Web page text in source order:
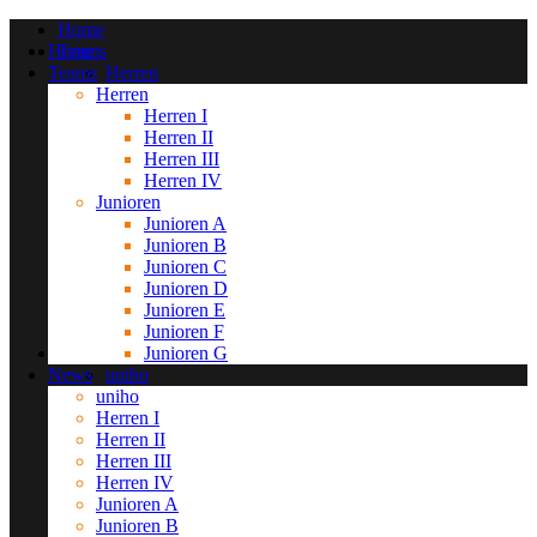
Home
Teams
Herren
Herren I
Herren II
Herren III
Herren IV
Junioren
Junioren A
Junioren B
Junioren C
Junioren D
Junioren E
Junioren F
Junioren G
News
uniho
Herren I
Herren II
Herren III
Herren IV
Junioren A
Junioren B
Home
Teams
Herren
Herren II
Herren III
Herren IV
Junioren
Junioren A
Junioren B
Junioren C
Junioren D
Junioren E
Junioren F
Junioren G
uniho
Herren I
Herren II
Herren III
Herren IV
Junioren A
Junioren B
Junioren C